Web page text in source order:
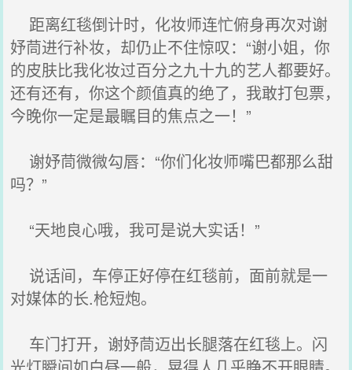
距离红毯倒计时，化妆师连忙俯身再次对谢
妤茼进行补妆，却仍止不住惊叹：“谢小姐，你
的皮肤比我化妆过百分之九十九的艺人都要好。
还有还有，你这个颜值真的绝了，我敢打包票，
今晚你一定是最瞩目的焦点之一！”
谢妤茼微微勾唇：“你们化妆师嘴巴都那么甜
吗？”
“天地良心哦，我可是说大实话！”
说话间，车停正好停在红毯前，面前就是一
对媒体的长.枪短炮。
车门打开，谢妤茼迈出长腿落在红毯上。闪